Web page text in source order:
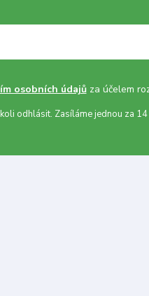
osobních údajůza účelem
odhlásit. Zasíláme jednou za 14